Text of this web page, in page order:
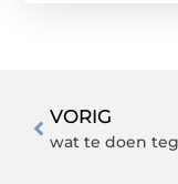
VORIG